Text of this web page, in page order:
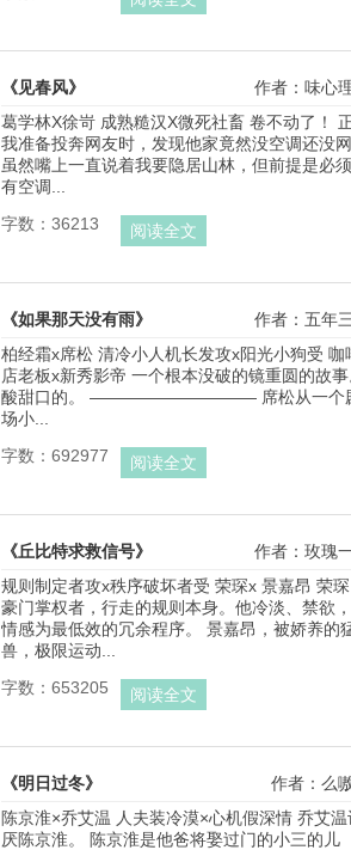
《见春风》
作者：味心
葛学林X徐岢 成熟糙汉X微死社畜 卷不动了！
我准备投奔网友时，发现他家竟然没空调还没网
虽然嘴上一直说着我要隐居山林，但前提是必
有空调...
字数：36213
阅读全文
《如果那天没有雨》
作者：五年
柏经霜x席松 清冷小人机长发攻x阳光小狗受 咖
店老板x新秀影帝 一个根本没破的镜重圆的故事
酸甜口的。 —————————— 席松从一个
场小...
字数：692977
阅读全文
《丘比特求救信号》
作者：玫瑰
规则制定者攻x秩序破坏者受 荣琛x 景嘉昂 荣琛
豪门掌权者，行走的规则本身。他冷淡、禁欲
情感为最低效的冗余程序。 景嘉昂，被娇养的
兽，极限运动...
字数：653205
阅读全文
《明日过冬》
作者：么
陈京淮×乔艾温 人夫装冷漠×心机假深情 乔艾温
厌陈京淮。 陈京淮是他爸将娶过门的小三的儿